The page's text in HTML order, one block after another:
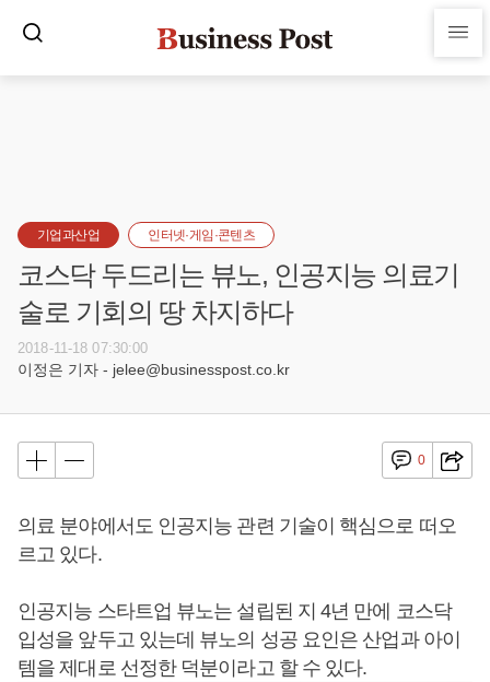
기업과산업 인터넷·게임·콘텐츠
코스닥 두드리는 뷰노, 인공지능 의료기
술로 기회의 땅 차지하다
2018-11-18 07:30:00
이정은 기자 - jelee@businesspost.co.kr
0
의료 분야에서도 인공지능 관련 기술이 핵심으로 떠오
르고 있다.
인공지능 스타트업 뷰노는 설립된 지 4년 만에 코스닥
입성을 앞두고 있는데 뷰노의 성공 요인은 산업과 아이
템을 제대로 선정한 덕분이라고 할 수 있다.